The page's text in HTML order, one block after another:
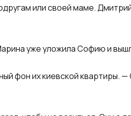
или своей маме.
уже уложила Софию и
фон их киевской квартиры.